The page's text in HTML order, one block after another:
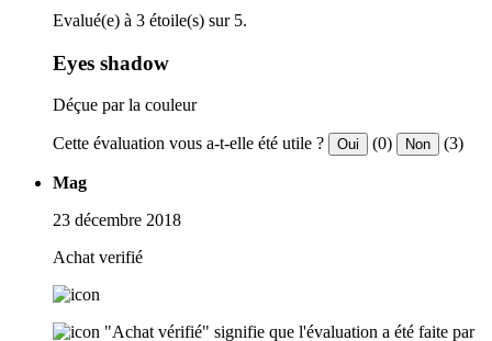
Evalué(e) à 3 étoile(s) sur 5.
Eyes shadow
Déçue par la couleur
Cette évaluation vous a-t-elle été utile ? Oui (0) Non (3)
Mag
23 décembre 2018
Achat verifié
"Achat vérifié" signifie que l'évaluation a été faite par